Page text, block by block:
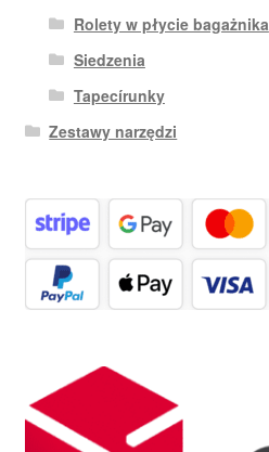
Rolety w płycie bagażnika
Siedzenia
Tapecírunky
Zestawy narzędzi